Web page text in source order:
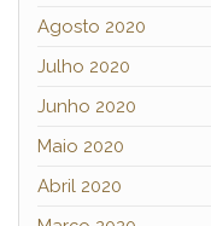
Agosto 2020
Julho 2020
Junho 2020
Maio 2020
Abril 2020